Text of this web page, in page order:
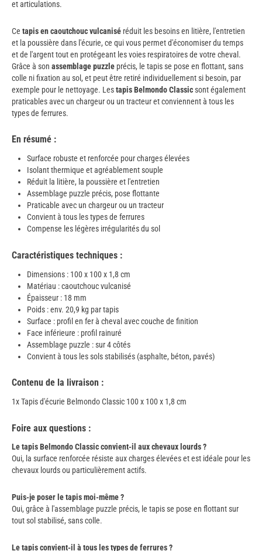
et articulations.
Ce tapis en caoutchouc vulcanisé réduit les besoins en litière, l'entretien
et la poussière dans l'écurie, ce qui vous permet d'économiser du temps
et de l'argent tout en protégeant les voies respiratoires de votre cheval.
Grâce à son assemblage puzzle précis, le tapis se pose en flottant, sans
colle ni fixation au sol, et peut être retiré individuellement si besoin, par
exemple pour le nettoyage. Lestapis Belmondo Classicsont également
praticables avec un chargeur ou un tracteur et conviennent à tous les
types de ferrures.
En résumé :
Surface robuste et renforcée pour charges élevées
Isolant thermique et agréablement souple
Réduit la litière, la poussière et l'entretien
Assemblage puzzle précis, pose flottante
Praticable avec un chargeur ou un tracteur
Convient à tous les types de ferrures
Compense les légères irrégularités du sol
Caractéristiques techniques :
Dimensions : 100 x 100 x 1,8 cm
Matériau : caoutchouc vulcanisé
Épaisseur : 18 mm
Poids : env. 20,9 kg par tapis
Surface : profil en fer à cheval avec couche de finition
Face inférieure : profil rainuré
Assemblage puzzle : sur 4 côtés
Convient à tous les sols stabilisés (asphalte, béton, pavés)
Contenu de la livraison :
1x Tapis d'écurie Belmondo Classic 100 x 100 x 1,8 cm
Foire aux questions :
Le tapis Belmondo Classic convient-il aux chevaux lourds ?
Oui, la surface renforcée résiste aux charges élevées et est idéale pour les
chevaux lourds ou particulièrement actifs.
Puis-je poser le tapis moi-même ?
Oui, grâce à l'assemblage puzzle précis, le tapis se pose en flottant sur
tout sol stabilisé, sans colle.
Le tapis convient-il à tous les types de ferrures ?